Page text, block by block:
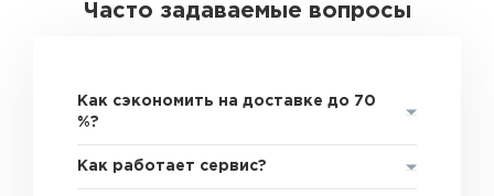
Часто задаваемые вопросы
Как сэкономить на доставке до 70
%?
Как работает сервис?